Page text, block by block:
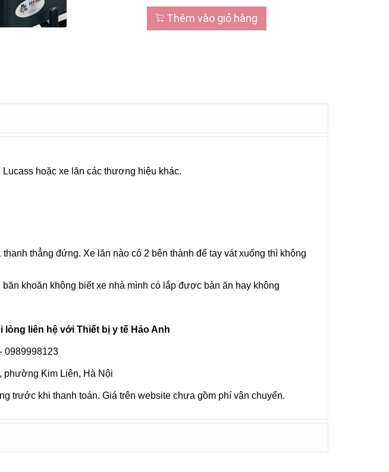
Thêm vào giỏ hàng
hoặc xe lăn các thương hiệu khác.
thẳng đứng. Xe lăn nào có 2 bên thành để tay vát xuống thì không
khoăn không biết xe nhà mình có lắp được bàn ăn hay không
liên hệ với Thiết bị y tế Hảo Anh
0989998123
phường Kim Liên, Hà Nội
trước khi thanh toán. Giá trên website chưa gồm phí vận chuyển.